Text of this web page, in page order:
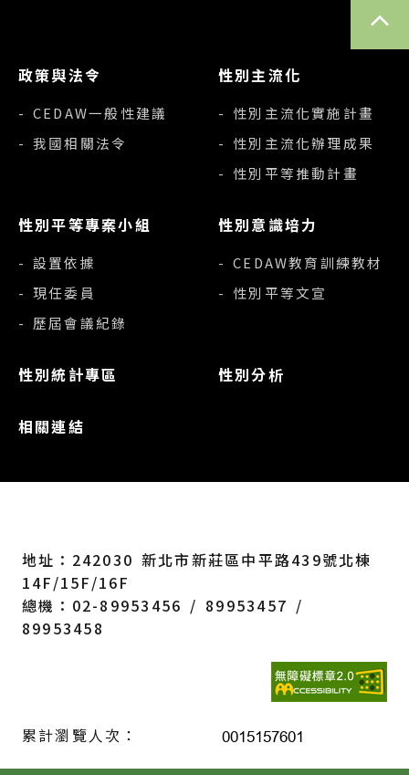
政策與法令
- CEDAW一般性建議
- 我國相關法令
性別主流化
- 性別主流化實施計畫
- 性別主流化辦理成果
- 性別平等推動計畫
性別平等專案小組
- 設置依據
- 現任委員
- 歷屆會議紀錄
性別意識培力
- CEDAW教育訓練教材
- 性別平等文宣
性別統計專區 性別分析
相關連結
地址：242030 新北市新莊區中平路439號北棟
14F/15F/16F
總機：02-89953456 / 89953457 /
89953458
累計瀏覽人次：